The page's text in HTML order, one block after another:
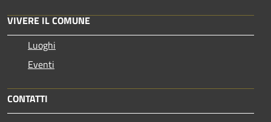
VIVERE IL COMUNE
Luoghi
Eventi
CONTATTI